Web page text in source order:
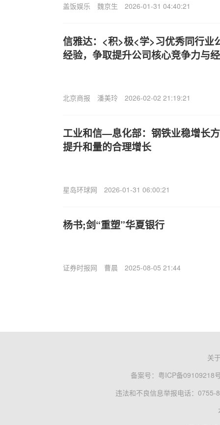
盖饭娱乐 魏京生 2026-01-31 04:40:21
信雅达：<积>极<学>习优秀同行业
经验，争取提升公司核心竞争力与
北京商报 潘美玲 2026-02-02 21:19:21
工业和信—息化部：钢铁业稳增长
提升和量的合理增长
星岛环球网 2026-01-31 06:00:21
杨书;剑“重塑”华夏银行
证券时报网 曹晨 2025-08-05 21:44
关
备案号： 粤ICP备09109218
违法和不良信息举报电话：0755-